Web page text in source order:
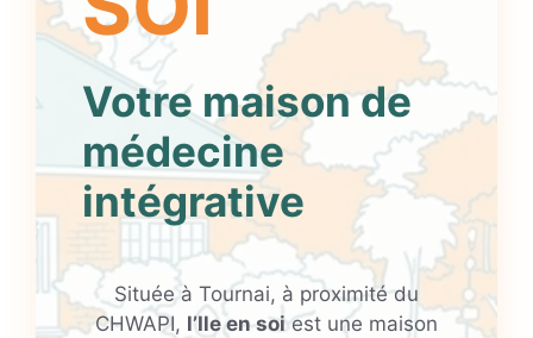
Votre maison de
médecine
intégrative
Située à Tournai, à proximité du
CHWAPI, l’Ile en soiest une maison